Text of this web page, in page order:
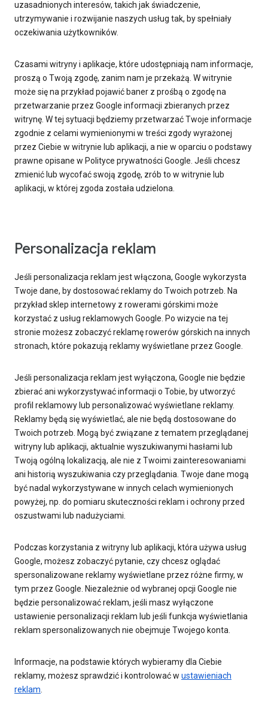
uzasadnionych interesów, takich jak świadczenie,
utrzymywanie i rozwijanie naszych usług tak, by spełniały
oczekiwania użytkowników.
Czasami witryny i aplikacje, które udostępniają nam informacje,
proszą o Twoją zgodę, zanim nam je przekażą. W witrynie
może się na przykład pojawić baner z prośbą o zgodę na
przetwarzanie przez Google informacji zbieranych przez
witrynę. W tej sytuacji będziemy przetwarzać Twoje informacje
zgodnie z celami wymienionymi w treści zgody wyrażonej
przez Ciebie w witrynie lub aplikacji, a nie w oparciu o podstawy
prawne opisane w Polityce prywatności Google. Jeśli chcesz
zmienić lub wycofać swoją zgodę, zrób to w witrynie lub
aplikacji, w której zgoda została udzielona.
Personalizacja reklam
Jeśli personalizacja reklam jest włączona, Google wykorzysta
Twoje dane, by dostosować reklamy do Twoich potrzeb. Na
przykład sklep internetowy z rowerami górskimi może
korzystać z usług reklamowych Google. Po wizycie na tej
stronie możesz zobaczyć reklamę rowerów górskich na innych
stronach, które pokazują reklamy wyświetlane przez Google.
Jeśli personalizacja reklam jest wyłączona, Google nie będzie
zbierać ani wykorzystywać informacji o Tobie, by utworzyć
profil reklamowy lub personalizować wyświetlane reklamy.
Reklamy będą się wyświetlać, ale nie będą dostosowane do
Twoich potrzeb. Mogą być związane z tematem przeglądanej
witryny lub aplikacji, aktualnie wyszukiwanymi hasłami lub
Twoją ogólną lokalizacją, ale nie z Twoimi zainteresowaniami
ani historią wyszukiwania czy przeglądania. Twoje dane mogą
być nadal wykorzystywane w innych celach wymienionych
powyżej, np. do pomiaru skuteczności reklam i ochrony przed
oszustwami lub nadużyciami.
Podczas korzystania z witryny lub aplikacji, która używa usług
Google, możesz zobaczyć pytanie, czy chcesz oglądać
spersonalizowane reklamy wyświetlane przez różne firmy, w
tym przez Google. Niezależnie od wybranej opcji Google nie
będzie personalizować reklam, jeśli masz wyłączone
ustawienie personalizacji reklam lub jeśli funkcja wyświetlania
reklam spersonalizowanych nie obejmuje Twojego konta.
Informacje, na podstawie których wybieramy dla Ciebie
reklamy, możesz sprawdzić i kontrolować w ustawieniach
reklam.